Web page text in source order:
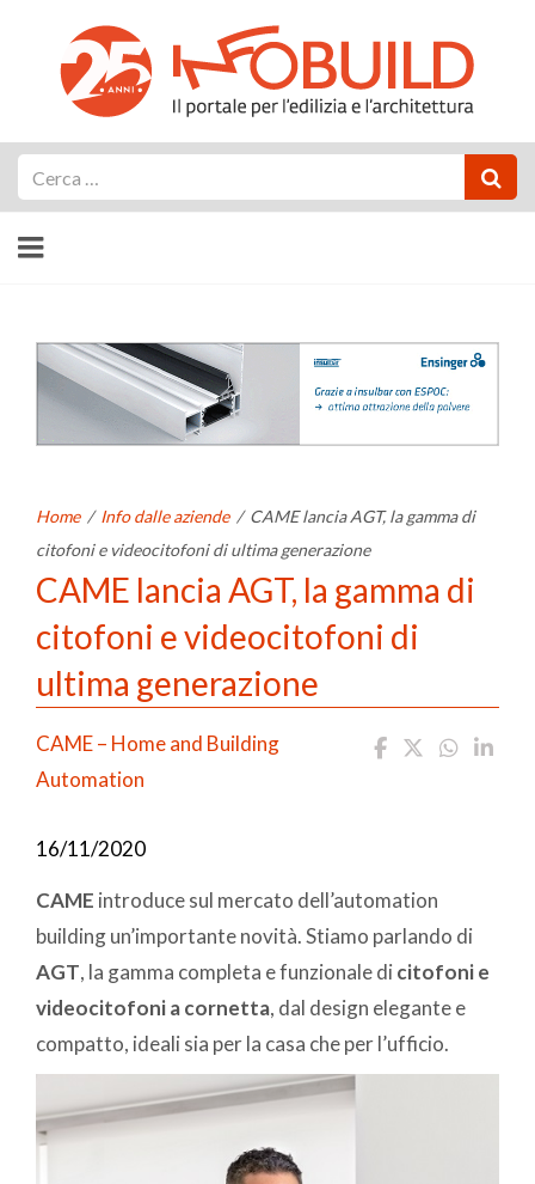
Home / Info dalle aziende / CAME lancia AGT, la gamma di
citofoni e videocitofoni di ultima generazione
CAME lancia AGT, la gamma di
citofoni e videocitofoni di
ultima generazione
CAME – Home and Building
Automation
16/11/2020
CAME introduce sul mercato dell’automation
building un’importante novità. Stiamo parlando di
AGT, la gamma completa e funzionale di citofoni e
videocitofoni a cornetta, dal design elegante e
compatto, ideali sia per la casa che per l’ufficio.